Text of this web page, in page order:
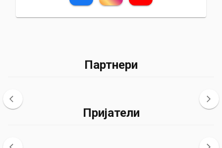
Партнери
Пријатели